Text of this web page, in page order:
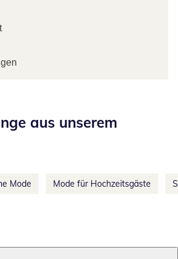
aus unserem
Mode Mode für Hochzeitsgäste